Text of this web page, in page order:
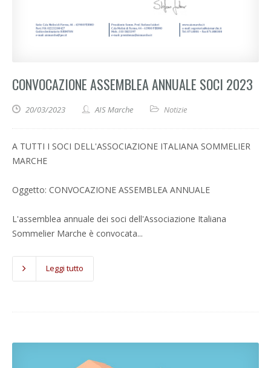
CONVOCAZIONE ASSEMBLEA ANNUALE SOCI 2023
20/03/2023 AIS Marche Notizie
A TUTTI I SOCI DELL'ASSOCIAZIONE ITALIANA SOMMELIER
MARCHE
Oggetto: CONVOCAZIONE ASSEMBLEA ANNUALE
L'assemblea annuale dei soci dell'Associazione Italiana
Sommelier Marche è convocata...
Leggi tutto